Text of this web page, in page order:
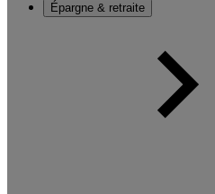
Épargne & retraite